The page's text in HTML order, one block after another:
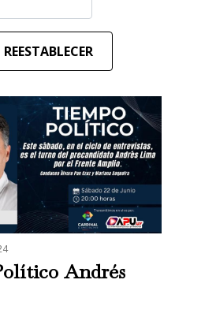
REESTABLECER
Andrés